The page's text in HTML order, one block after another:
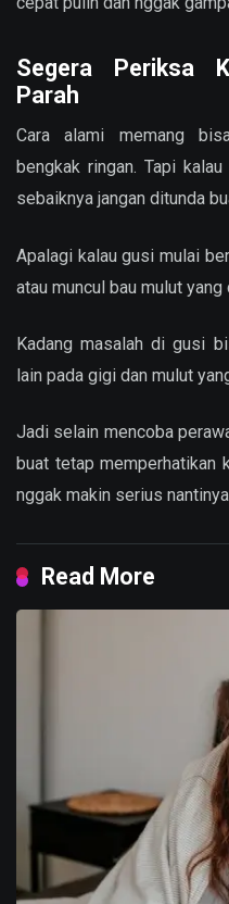
Segera Periksa
Parah
Cara alami memang
bengkak ringan. Tapi
sebaiknya jangan ditunda
Apalagi kalau gusi mulai
atau muncul bau mulut
Kadang masalah di gusi
lain pada gigi dan mulut
Jadi selain mencoba
buat tetap memperhatikan
nggak makin serius
Read More